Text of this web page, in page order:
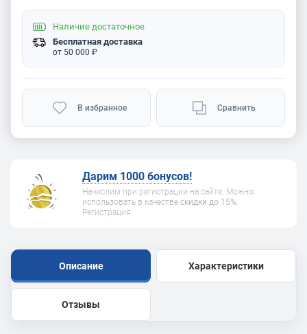
Наличие достаточное
Бесплатная доставка
от 50 000 ₽
В избранное Сравнить
Дарим 1000 бонусов!
Начислим при регистрации на сайте. Можно
использовать в качестве скидки до 15%.
Регистрация
Описание Характеристики
Отзывы